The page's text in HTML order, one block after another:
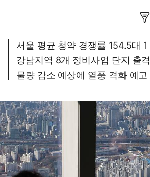
서울 평균 청약 경쟁률 154.5대 1
강남지역 8개 정비사업 단지 출격
물량 감소 예상에 열풍 격화 예고